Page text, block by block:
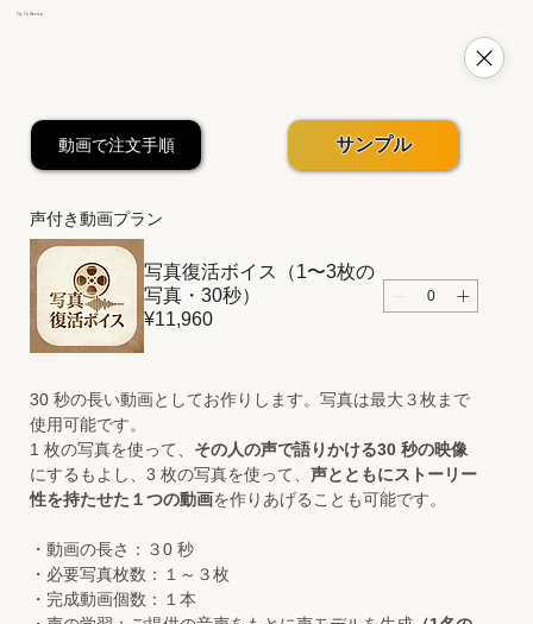
​Try To Revive
声付き動画プラン
写真復活ボイス（1〜3枚の
写真・30秒）
¥11,960
30 秒の長い動画としてお作りします。写真は最大３枚まで
使用可能です。
1 枚の写真を使って、 その人の声で語りかける30 秒の映像
にするもよし、3 枚の写真を使って、 声とともにストーリー
性を持たせた１つの動画を作りあげることも可能です。
・動画の長さ：３0 秒
・必要写真枚数：１～３枚
・完成動画個数：１本
動画で注文手順 サンプル